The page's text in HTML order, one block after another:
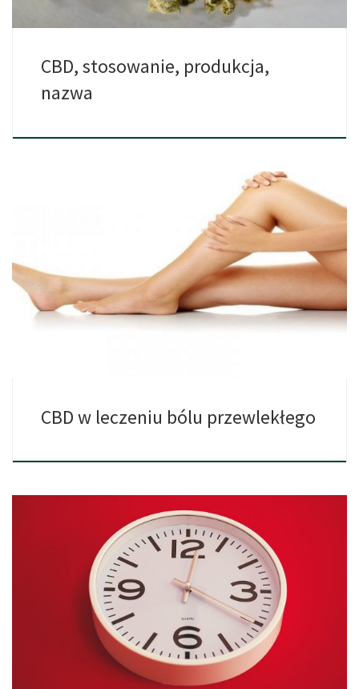
CBD, stosowanie, produkcja,
nazwa
Jeśli szukasz naturalnego źródła leczenia bólu chronicznego,
które posiada niewielkie […]
CBD w leczeniu bólu przewlekłego
Wierzcie lub nie, CBD może mieć duży wpływ na leczenie […]